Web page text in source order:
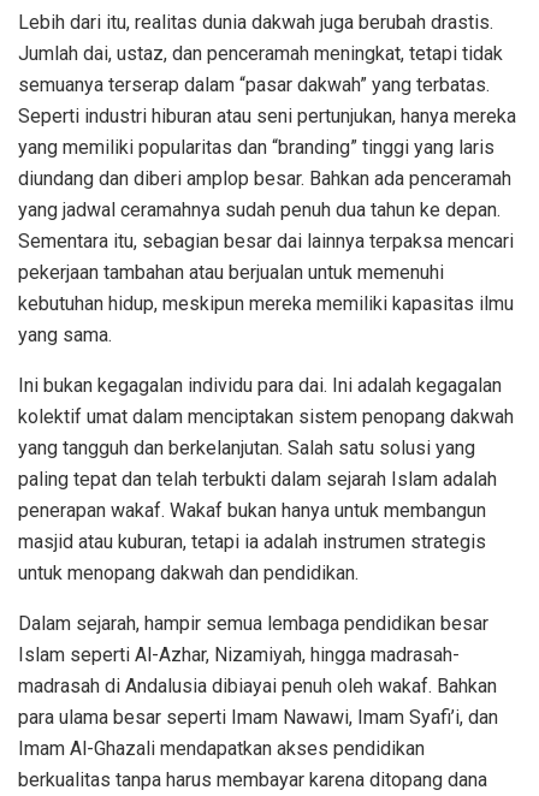
Lebih dari itu, realitas dunia dakwah juga berubah drastis.
Jumlah dai, ustaz, dan penceramah meningkat, tetapi tidak
semuanya terserap dalam “pasar dakwah” yang terbatas.
Seperti industri hiburan atau seni pertunjukan, hanya mereka
yang memiliki popularitas dan “branding” tinggi yang laris
diundang dan diberi amplop besar. Bahkan ada penceramah
yang jadwal ceramahnya sudah penuh dua tahun ke depan.
Sementara itu, sebagian besar dai lainnya terpaksa mencari
pekerjaan tambahan atau berjualan untuk memenuhi
kebutuhan hidup, meskipun mereka memiliki kapasitas ilmu
yang sama.
Ini bukan kegagalan individu para dai. Ini adalah kegagalan
kolektif umat dalam menciptakan sistem penopang dakwah
yang tangguh dan berkelanjutan. Salah satu solusi yang
paling tepat dan telah terbukti dalam sejarah Islam adalah
penerapan wakaf. Wakaf bukan hanya untuk membangun
masjid atau kuburan, tetapi ia adalah instrumen strategis
untuk menopang dakwah dan pendidikan.
Dalam sejarah, hampir semua lembaga pendidikan besar
Islam seperti Al-Azhar, Nizamiyah, hingga madrasah-
madrasah di Andalusia dibiayai penuh oleh wakaf. Bahkan
para ulama besar seperti Imam Nawawi, Imam Syafi’i, dan
Imam Al-Ghazali mendapatkan akses pendidikan
berkualitas tanpa harus membayar karena ditopang dana